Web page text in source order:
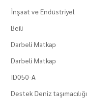
İnşaat ve Endüstriyel
Beili
Darbeli Matkap
Darbeli Matkap
ID050-A
Destek Deniz taşımacılığı